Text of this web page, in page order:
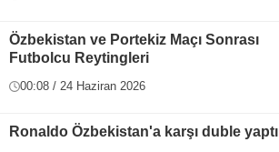
Özbekistan ve Portekiz Maçı Sonrası
Futbolcu Reytingleri
00:08 / 24 Haziran 2026
Ronaldo Özbekistan'a karşı duble yaptı